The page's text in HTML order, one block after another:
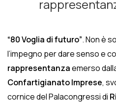
“80 Voglia di futuro”. Non è
l’impegno per dare senso e
rappresentanzaemerso
Confartigianato Imprese,
cornice del Palacongressi di